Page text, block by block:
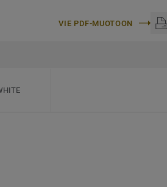
VIE PDF-MUOTOON